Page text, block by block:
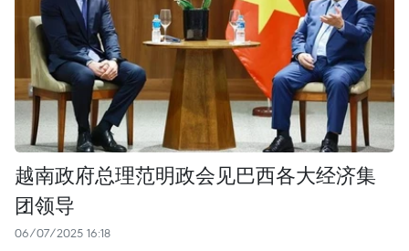
越南政府总理范明政会见巴西各大经济集
团领导
06/07/2025 16:18